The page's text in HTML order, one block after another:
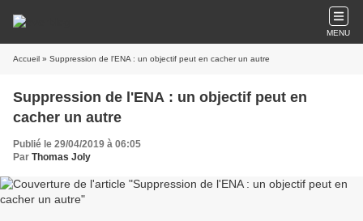
MENU
Accueil » Suppression de l'ENA : un objectif peut en cacher un autre
Suppression de l'ENA : un objectif peut en
cacher un autre
Publié le 29/04/2019 à 06:05
Par Thomas Joly